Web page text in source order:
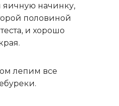
начинку,
половиной
и хорошо
лепим все